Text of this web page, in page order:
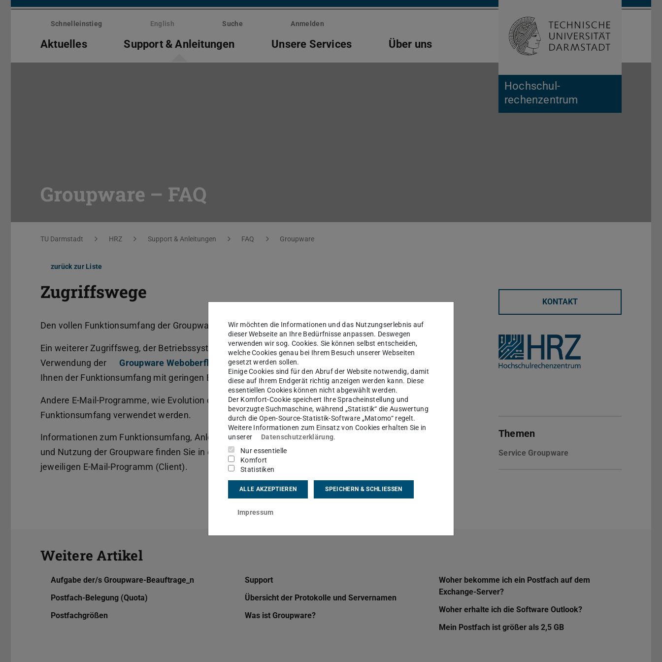
Menü
überspringen
Hochschul­
rechenzentrum
Schnelleinstieg English Suche Anmelden
Aktuelles Support & Anleitungen Unsere Services Über uns Suche öffnen
Groupware – FAQ
Sie befinden sich hier:
TU Darmstadt HRZ Support & Anleitungen FAQ Groupware
zurück zur Liste
Zugriffswege
Den vollen Funktionsumfang der Groupware können Sie mit Microsoft Outlook nutzen.
Ein weiterer Zugriffsweg, der Betriebssystem und E-Mail-Programm unabhängig ist, ist die
Verwendung der
Groupware Weboberfläche (OWA)über den Browser. Auch hier steht
Ihnen der Funktionsumfang mit geringen Einschränkungen zur Verfügung.
Andere E-Mail-Programme, wie Evolution oder Thunderbird, können mit eingeschränktem
Funktionsumfang verwendet werden.
Informationen zum Funktionsumfang, Anleitungen zur Konfiguration der E-Mail-Programme
und Nutzung der Groupware finden Sie in den
Groupware-Anleitungen
jeweiligen E-Mail-Programm (Client).
KONTAKT
Themen
Service Groupware
Weitere Artikel
Aufgabe der/s Groupware-Beauftrage_n
Postfach-Belegung (Quota)
Postfachgrößen
Support
Übersicht der Protokolle und Servernamen
Was ist Groupware?
Woher bekomme ich ein Postfach auf dem
Exchange-Server?
Woher erhalte ich die Software Outlook?
Mein Postfach ist größer als 2,5 GB
Wir möchten die Informationen und das Nutzungserlebnis auf
dieser Webseite an Ihre Bedürfnisse anpassen. Deswegen
verwenden wir sog. Cookies. Sie können selbst entscheiden,
welche Cookies genau bei Ihrem Besuch unserer Webseiten
gesetzt werden sollen.
Einige Cookies sind für den Abruf der Website notwendig, damit
diese auf Ihrem Endgerät richtig anzeigen werden kann. Diese
essentiellen Cookies können nicht abgewählt werden.
Der Komfort-Cookie speichert Ihre Spracheinstellung und
bevorzugte Suchmaschine, während „Statistik“ die Auswertung
durch die Open-Source-Statistik-Software „Matomo“ regelt.
Weitere Informationen zum Einsatz von Cookies erhalten Sie in
unserer
Datenschutzerklärung.
Nur essentielle
Komfort
Statistiken
ALLE AKZEPTIEREN SPEICHERN & SCHLIESSEN
Impressum